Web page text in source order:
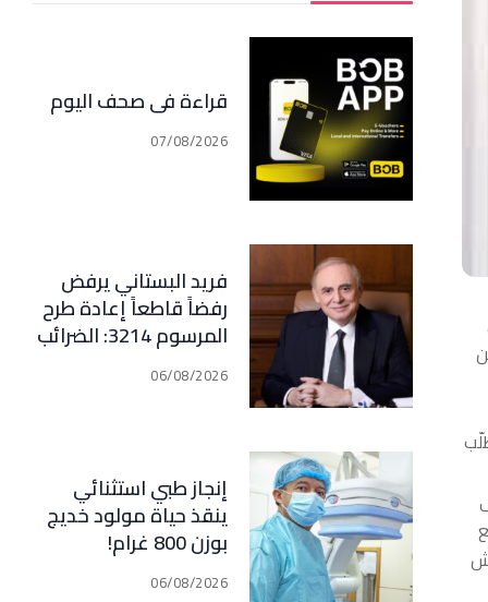
3 شباط إلى
قراءة في صحف اليوم
07/08/2026
فريد البستاني يرفض
رفضاً قاطعاً إعادة طرح
المرسوم 3214: الضرائب
الجديدة تعرقل التعافي
الاقتصادي وتناقض
06/08/2026
إنجاز طبي استثنائي
ينقذ حياة مولود خديج
بوزن 800 غرام!
06/08/2026